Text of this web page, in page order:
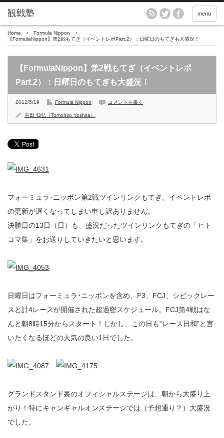
menu
Home
Formula Nippon
【FormulaNippon】第2戦もてぎ（イベントレポPart.2）：日曜日のもてぎも大盛況！
【FormulaNippon】第2戦もてぎ（イベントレポ
Part.2）：日曜日のもてぎも大盛況！
2012/5/19 Formula Nippon コメントを書く
吉田 知弘（Tomohiro Yoshita）
フォーミュラ･ニッポン第2戦ツインリンクもてぎ。イベントレポ
の更新が遅くなってしまい申し訳ありません。
決勝日の13日（日）も、盛況だったツインリンクもてぎの「ヒト
コマ集」をお送りしていきたいと思います。
日曜日はフォーミュラ･ニッポンを含め、F3、FCJ、シビックレー
スと計4レースが開催された超過密スケジュール。FCJ第4戦はな
んと朝8時15分からスタート！しかし、この日も“レース日和”と言
いたくなるほどの天気の良い1日でした。
グランドスタンド裏のオフィシャルステージは、朝から大盛り上
がり！特にキャンギャルオンステージでは（予想通り？）大盛況
でした。